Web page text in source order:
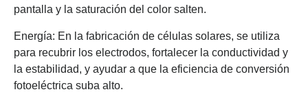
pantalla y la saturación del color salten.
Energía: En la fabricación de células solares, se utiliza
para recubrir los electrodos, fortalecer la conductividad y
la estabilidad, y ayudar a que la eficiencia de conversión
fotoeléctrica suba alto.